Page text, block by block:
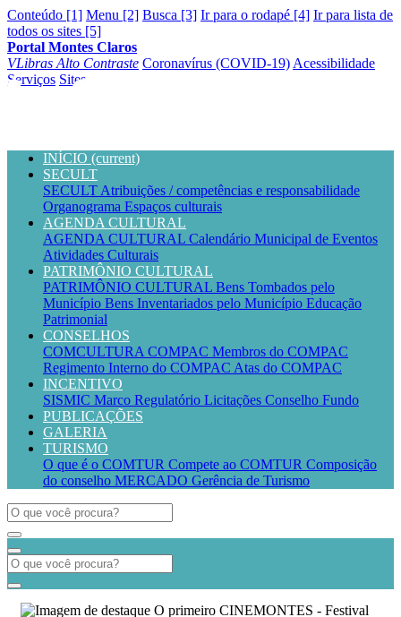
Conteúdo [1] Menu [2] Busca [3] Ir para o rodapé [4] Ir para lista de
todos os sites [5]
Portal Montes Claros
VLibras Alto Contraste Coronavírus (COVID-19) Acessibilidade
Serviços Sites
INÍCIO (current)
SECULT
SECULT Atribuições / competências e responsabilidade
Organograma Espaços culturais
AGENDA CULTURAL
AGENDA CULTURAL Calendário Municipal de Eventos
Atividades Culturais
PATRIMÔNIO CULTURAL
PATRIMÔNIO CULTURAL Bens Tombados pelo
Município Bens Inventariados pelo Município Educação
Patrimonial
CONSELHOS
COMCULTURA COMPAC Membros do COMPAC
Regimento Interno do COMPAC Atas do COMPAC
INCENTIVO
SISMIC Marco Regulatório Licitações Conselho Fundo
PUBLICAÇÕES
GALERIA
TURISMO
O que é o COMTUR Compete ao COMTUR Composição
do conselho MERCADO Gerência de Turismo